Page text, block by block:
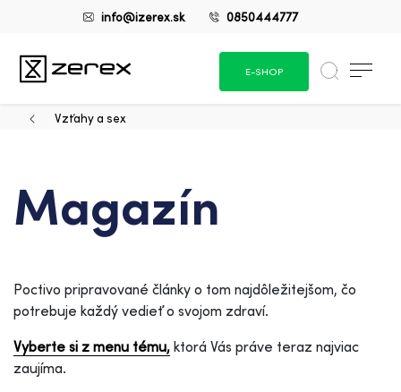
info@izerex.sk 0850444777
E-SHOP
Vzťahy a sex
Magazín
Poctivo pripravované články o tom najdôležitejšom, čo
potrebuje každý vedieť o svojom zdraví.
Vyberte si z menu tému, ktorá Vás práve teraz najviac
zaujíma.